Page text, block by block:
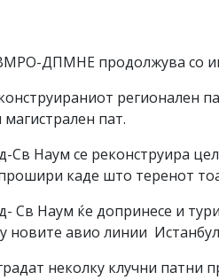
ДПМНЕ продолжува со
регионален
пат.
Наум се реконструира
каде што теренот
Св Наум ќе допринесе и
новите авио линии
неколку клучни